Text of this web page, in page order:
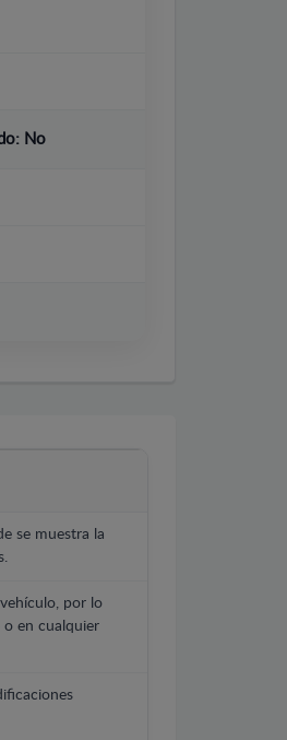
No
se muestra la
por lo
o en cualquier